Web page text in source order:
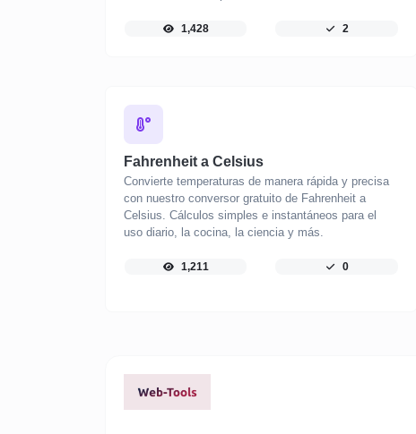
1,428 2
Fahrenheit a Celsius
Convierte temperaturas de manera rápida y precisa
con nuestro conversor gratuito de Fahrenheit a
Celsius. Cálculos simples e instantáneos para el
uso diario, la cocina, la ciencia y más.
1,211 0